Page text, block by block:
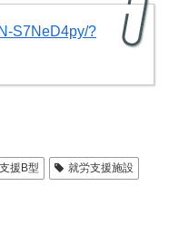
S7NeD4py/?
援B型
就労支援施設